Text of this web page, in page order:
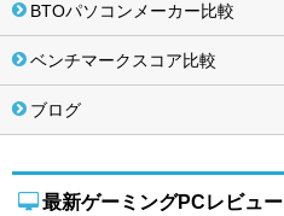
BTOパソコンメーカー比較
ベンチマークスコア比較
ブログ
最新ゲーミングPCレビュー